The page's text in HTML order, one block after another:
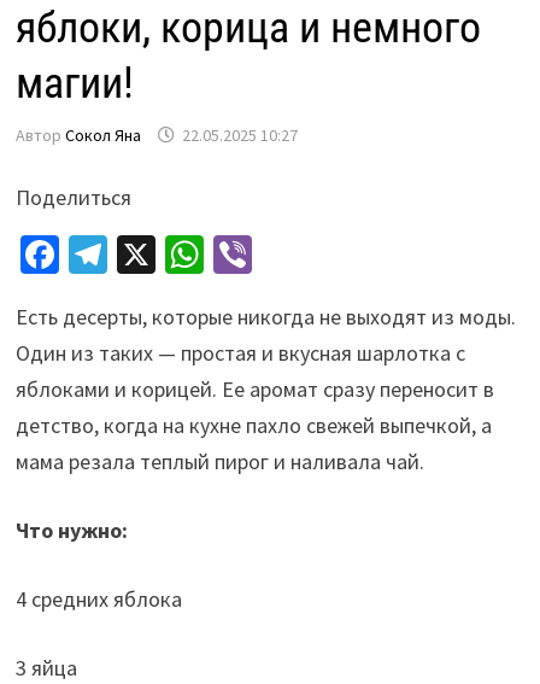
яблоки, корица и немного
магии!
Автор Сокол Яна 22.05.2025 10:27
Поделиться
Fa
b
o
o
k
Te
gr
a
m
X W
at
sA
p
p
Vi
er
Есть десерты, которые никогда не выходят из моды.
Один из таких — простая и вкусная шарлотка с
яблоками и корицей. Ее аромат сразу переносит в
детство, когда на кухне пахло свежей выпечкой, а
мама резала теплый пирог и наливала чай.
Что нужно:
4 средних яблока
3 яйца